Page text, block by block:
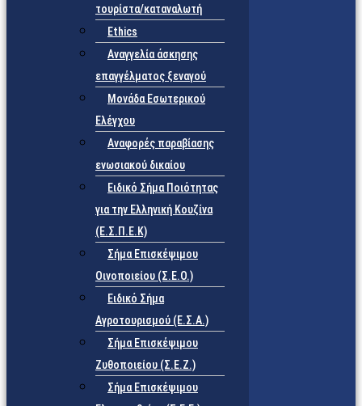
τουρίστα/καταναλωτή
Ethics
Αναγγελία άσκησης
επαγγέλματος ξεναγού
Μονάδα Εσωτερικού
Ελέγχου
Αναφορές παραβίασης
ενωσιακού δικαίου
Ειδικό Σήμα Ποιότητας
για την Ελληνική Κουζίνα
(Ε.Σ.Π.Ε.Κ)
Σήμα Επισκέψιμου
Οινοποιείου (Σ.Ε.Ο.)
Ειδικό Σήμα
Αγροτουρισμού (Ε.Σ.Α.)
Σήμα Επισκέψιμου
Ζυθοποιείου (Σ.Ε.Ζ.)
Σήμα Επισκέψιμου